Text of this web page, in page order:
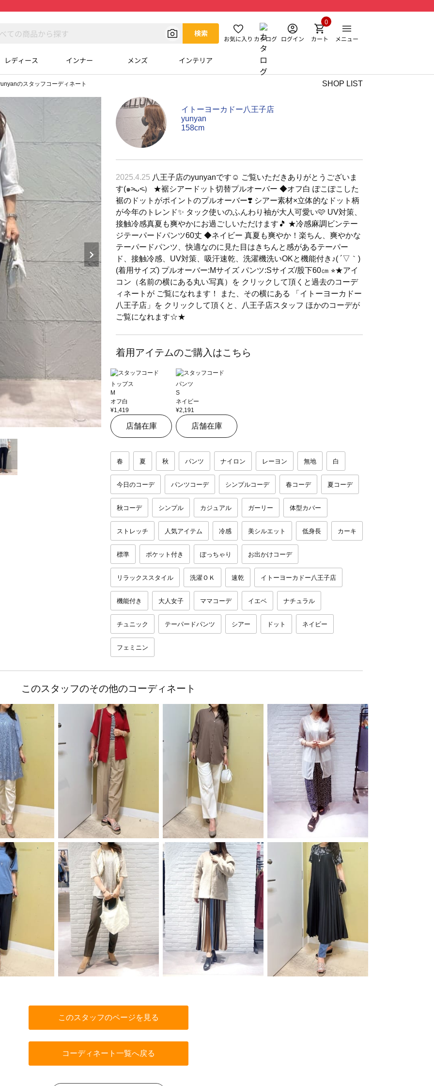
検索
お気に入り カタログ ログイン カート
0
メニュー
レディース インナー メンズ インテリア
のスタッフコーディネート SHOP LIST
イトーヨーカドー八王子店
yunyan
158cm
2025.4.25 八王子店のyunyanです☺︎ ご覧いただきありがとうございま
す(๑˃̵ᴗ˂̵） ★裾シアードット切替プルオーバー ◆オフ白 ぽこぽこした
裾のドットがポイントのプルオーバー❣️ シアー素材×立体的なドット柄
が今年のトレンド✨ タック使いのふんわり袖が大人可愛い🩷 UV対策、
接触冷感真夏も爽やかにお過ごしいただけます🎵 ★冷感麻調ビンテー
ジテーパードパンツ60丈 ◆ネイビー 真夏も爽やか！楽ちん、爽やかな
テーパードパンツ、快適なのに見た目はきちんと感があるテーパー
ド、接触冷感、UV対策、吸汗速乾、洗濯機洗いOKと機能付き♪( ´▽｀)
(着用サイズ) プルオーバー:Mサイズ パンツ:Sサイズ/股下60㎝ ⭐︎★アイ
コン（名前の横にある丸い写真）を クリックして頂くと過去のコーデ
ィネートが ご覧になれます！ また、その横にある 「イトーヨーカドー
八王子店」を クリックして頂くと、八王子店スタッフ ほかのコーデが
ご覧になれます☆★
着用アイテムのご購入はこちら
トップス
M
オフ白
¥1,419
店舗在庫
パンツ
S
ネイビー
¥2,191
店舗在庫
春 夏 秋 パンツ ナイロン レーヨン 無地 白
今日のコーデ パンツコーデ シンプルコーデ 春コーデ 夏コーデ
秋コーデ シンプル カジュアル ガーリー 体型カバー
ストレッチ 人気アイテム 冷感 美シルエット 低身長 カーキ
標準 ポケット付き ぽっちゃり お出かけコーデ
リラックススタイル 洗濯ＯＫ 速乾 イトーヨーカドー八王子店
機能付き 大人女子 ママコーデ イエベ ナチュラル
チュニック テーパードパンツ シアー ドット ネイビー
フェミニン
このスタッフのその他のコーディネート
このスタッフのページを見る
コーディネート一覧へ戻る